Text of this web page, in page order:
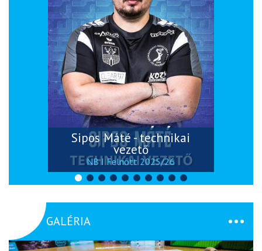
Sipos Máté - technikai
vezető
NB I Felnőtt 2025/26
GALÉRIA